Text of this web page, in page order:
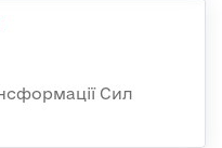
Сил